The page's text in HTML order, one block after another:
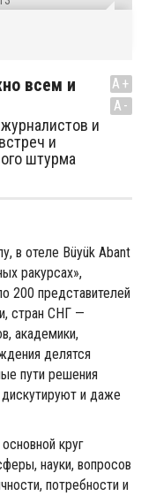
всем и
и
и
штурма
A+
A-
в отеле Büyük Abant
ракурсах»,
200 представителей
стран СНГ —
академики,
делятся
пути решения
и даже
круг
науки, вопросов
потребности и